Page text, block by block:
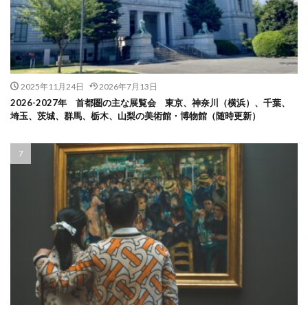
2025年11月24日 2026年7月13日
2026-2027年 首都圏の主な展覧会 東京、神奈川（横浜）、千葉、
埼玉、茨城、群馬、栃木、山梨の美術館・博物館（随時更新）